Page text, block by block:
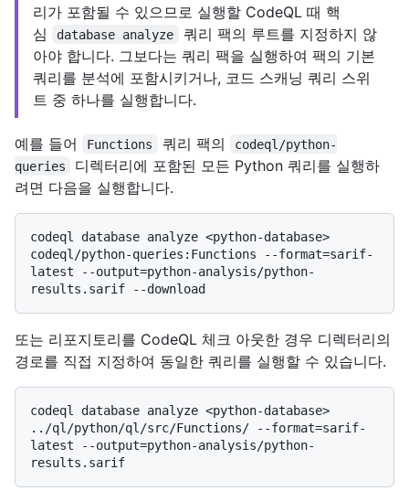
리가 포함될 수 있으므로 실행할 CodeQL 때 핵
심
database analyze
쿼리 팩의 루트를 지정하지 않
아야 합니다. 그보다는 쿼리 팩을 실행하여 팩의 기본
쿼리를 분석에 포함시키거나, 코드 스캐닝 쿼리 스위
트 중 하나를 실행합니다.
예를 들어 Functions 쿼리 팩의
codeql/python-
queries
디렉터리에 포함된 모든 Python 쿼리를 실행하
려면 다음을 실행합니다.
codeql database analyze <python-database>
codeql/python-queries:Functions --format=sarif-
latest --output=python-analysis/python-
또는 리포지토리를 CodeQL 체크 아웃한 경우 디렉터리의
경로를 직접 지정하여 동일한 쿼리를 실행할 수 있습니다.
codeql database analyze <python-database>
../ql/python/ql/src/Functions/ --format=sarif-
latest --output=python-analysis/python-